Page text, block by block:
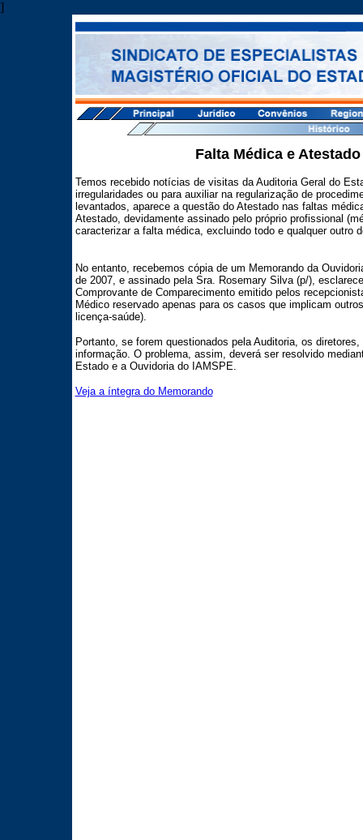
]
Falta Médica e Atestado
Temos recebido notícias de visitas da Auditoria Geral do
irregularidades ou para auxiliar na regularização de
levantados, aparece a questão do Atestado nas faltas
Atestado, devidamente assinado pelo próprio profissional
caracterizar a falta médica, excluindo todo e qualquer outro
No entanto, recebemos cópia de um Memorando da
de 2007, e assinado pela Sra. Rosemary Silva (p/),
Comprovante de Comparecimento emitido pelos
Médico reservado apenas para os casos que implicam
licença-saúde).
Portanto, se forem questionados pela Auditoria, os
informação. O problema, assim, deverá ser resolvido
Estado e a Ouvidoria do IAMSPE.
Veja a íntegra do Memorando